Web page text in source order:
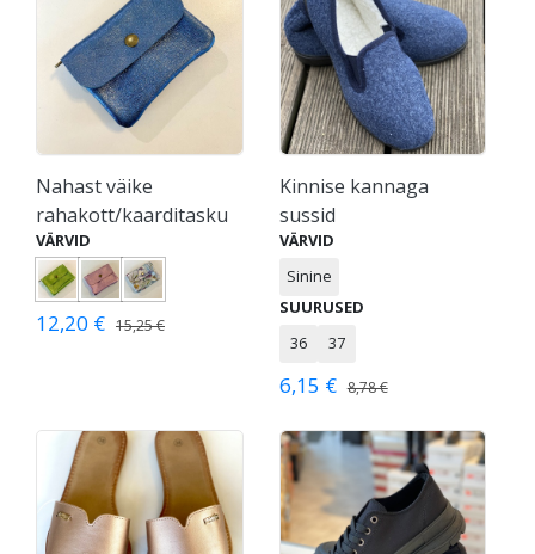
Nahast väike
rahakott/kaarditasku
VÄRVID
12,20 € 15,25 €
Kinnise kannaga
sussid
VÄRVID
Sinine
SUURUSED
36
37
6,15 € 8,78 €